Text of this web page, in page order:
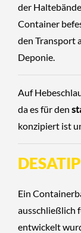
der
Container
den Transport
Deponie.
Auf
da es für den
konzipiert ist
Ein
ausschließlich
entwickelt